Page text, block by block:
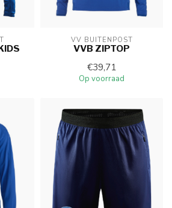
VV BUITENPOST
VVB ZIPTOP
€39,71
Op voorraad